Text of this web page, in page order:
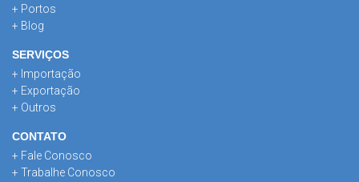
+ Portos
+ Blog
SERVIÇOS
+ Importação
+ Exportação
+ Outros
CONTATO
+ Fale Conosco
+ Trabalhe Conosco